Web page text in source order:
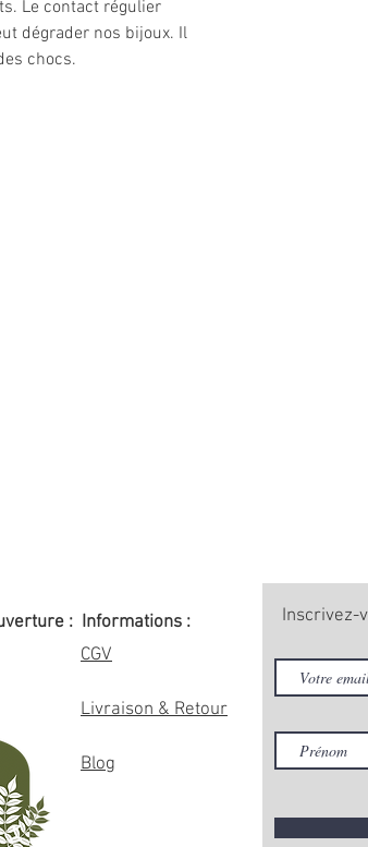
Le contact régulier
dégrader nos bijoux. Il
chocs.
: Informations :
CGV
Livraison & Retour
Blog
Inscrivez-